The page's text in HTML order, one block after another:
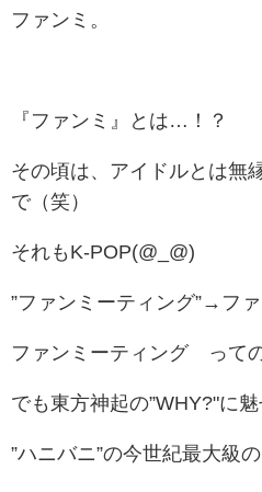
ファンミ。
『ファンミ』とは…！？
その頃は、アイドルとは無
で（笑）
それもK-POP(@_@)
”ファンミーティング”→フ
ファンミーティング って
でも東方神起の”WHY?"に
”ハニバニ”の今世紀最大級